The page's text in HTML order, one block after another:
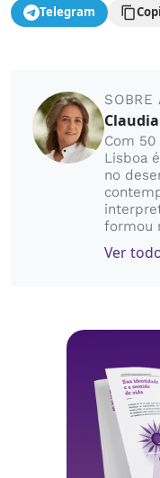
Telegram
SOBRE
Com
Lisboa
no
formou
Ver